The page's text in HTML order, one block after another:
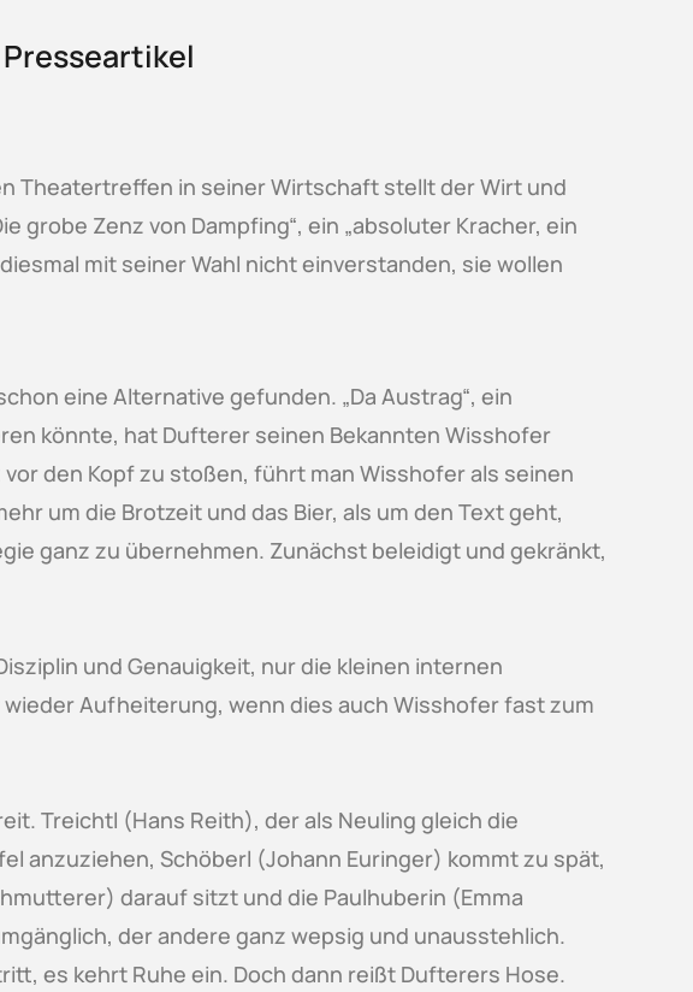
Presseartikel
Theatertreffen in seiner Wirtschaft stellt der Wirt und
grobe Zenz von Dampfing“, ein „absoluter Kracher, ein
mit seiner Wahl nicht einverstanden, sie wollen
eine Alternative gefunden. „Da Austrag“, ein
könnte, hat Dufterer seinen Bekannten Wisshofer
den Kopf zu stoßen, führt man Wisshofer als seinen
um die Brotzeit und das Bier, als um den Text geht,
ganz zu übernehmen. Zunächst beleidigt und gekränkt,
und Genauigkeit, nur die kleinen internen
Aufheiterung, wenn dies auch Wisshofer fast zum
Treichtl (Hans Reith), der als Neuling gleich die
anzuziehen, Schöberl (Johann Euringer) kommt zu spät,
darauf sitzt und die Paulhuberin (Emma
der andere ganz wepsig und unausstehlich.
es kehrt Ruhe ein. Doch dann reißt Dufterers Hose.